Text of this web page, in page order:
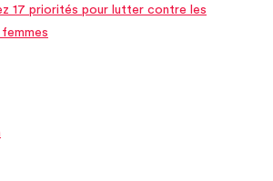
17 priorités pour lutter contre les